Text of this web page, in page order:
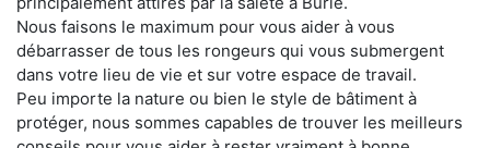
Nous faisons le maximum pour vous aider à vous
débarrasser de tous les rongeurs qui vous submergent
dans votre lieu de vie et sur votre espace de travail.
Peu importe la nature ou bien le style de bâtiment à
protéger, nous sommes capables de trouver les meilleurs